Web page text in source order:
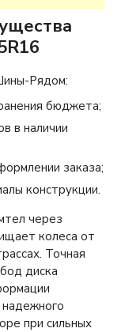
Рядом:
бюджета;
в наличии
заказа;
конструкции.
через
колеса от
Точная
диска
при сильных